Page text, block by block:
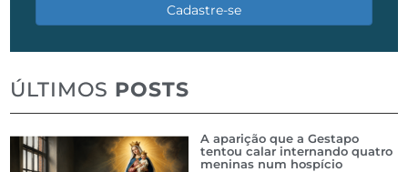
Cadastre-se
ÚLTIMOS POSTS
A aparição que a Gestapo
tentou calar internando quatro
meninas num hospício